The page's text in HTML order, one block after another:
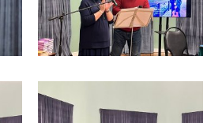
Файл
изображения